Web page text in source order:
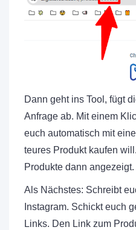
Dann geht ins Tool, fügt
Anfrage ab. Mit einem
euch automatisch mit
teures Produkt kaufen
Produkte dann angezeigt.
Als Nächstes: Schreibt
Instagram. Schickt euch
Links. Den Link zum